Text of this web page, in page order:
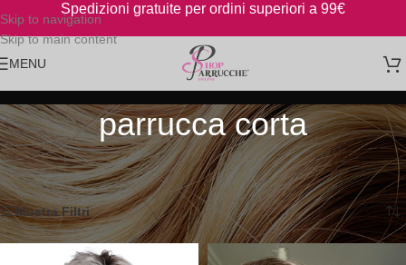
Skip to navigation
Skip to main content
Spedizioni gratuite per ordini superiori a 99€
MENU
parrucca corta
Home/Prodotti taggati “parrucca corta”
Visualizzazione di 1-12 di 14 risultati
Mostra Filtri